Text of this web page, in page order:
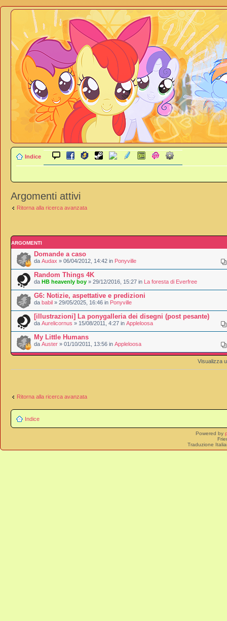
Indice
Argomenti attivi
Ritorna alla ricerca avanzata
ARGOMENTI
Domande a caso
da Audax » 06/04/2012, 14:42 in Ponyville
Random Things 4K
da HB heavenly boy » 29/12/2016, 15:27 in La foresta di Everfree
G6: Notizie, aspettative e predizioni
da babil » 29/05/2025, 16:46 in Ponyville
[illustrazioni] La ponygalleria dei disegni (post pesante)
da Aurelicornus » 15/08/2011, 4:27 in Appleloosa
My Little Humans
da Auster » 01/10/2011, 13:56 in Appleloosa
Visualizza
Ritorna alla ricerca avanzata
Indice
Powered by
Traduzione